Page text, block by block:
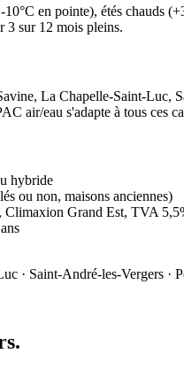
en pointe), étés chauds
3 sur 12 mois pleins.
La Chapelle-Saint-
air/eau s'adapte à tous ces
hybride
ou non, maisons anciennes)
Climaxion Grand Est, TVA
· Saint-André-les-Vergers
.